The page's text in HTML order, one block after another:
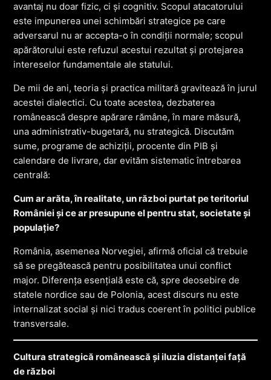
avantaj nu doar fizic, ci și cognitiv. Scopul atacatorului
este impunerea unei schimbări strategice pe care
adversarul nu ar accepta-o în condiții normale; scopul
apărătorului este refuzul acestui rezultat și protejarea
intereselor fundamentale ale statului.
De mii de ani, teoria și practica militară gravitează în jurul
acestei dialectici. Cu toate acestea, dezbaterea
românească despre apărare rămâne, în mare măsură,
una administrativ-bugetară, nu strategică. Discutăm
sume, programe de achiziții, procente din PIB și
calendare de livrare, dar evităm sistematic întrebarea
centrală:
Cum ar arăta, în realitate, un război purtat pe teritoriul
României și ce ar presupune el pentru stat, societate și
populație?
România, asemenea Norvegiei, afirmă oficial că trebuie
să se pregătească pentru posibilitatea unui conflict
major. Diferența esențială este că, spre deosebire de
statele nordice sau de Polonia, acest discurs nu este
internalizat social și nici tradus coerent în politici publice
transversale.
Cultura strategică românească și iluzia distanței față
de război